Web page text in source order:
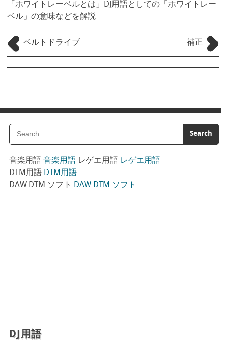
「ホワイトレーベルとは」DJ用語としての「ホワイトレー
ベル」の意味などを解説
ベルトドライブ 補正
音楽用語 音楽用語レゲエ用語 レゲエ用語
DTM用語 DTM用語
DAW DTM ソフト
DAW DTM ソフト
DJ用語